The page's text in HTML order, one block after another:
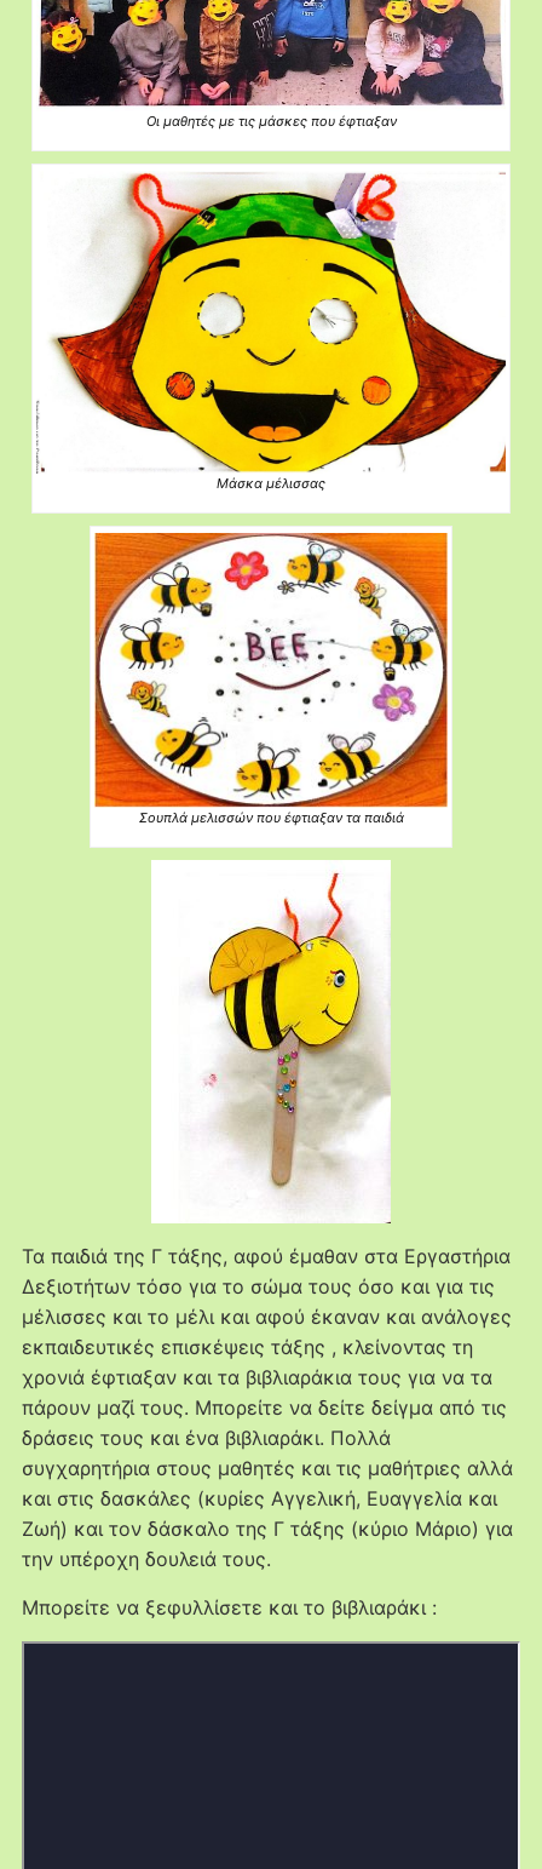
Οι μαθητές με τις μάσκες που έφτιαξαν
Μάσκα μέλισσας
Σουπλά μελισσών που έφτιαξαν τα παιδιά
Τα παιδιά της Γ τάξης, αφού έμαθαν στα Εργαστήρια
Δεξιοτήτων τόσο για το σώμα τους όσο και για τις
μέλισσες και το μέλι και αφού έκαναν και ανάλογες
εκπαιδευτικές επισκέψεις τάξης , κλείνοντας τη
χρονιά έφτιαξαν και τα βιβλιαράκια τους για να τα
πάρουν μαζί τους. Μπορείτε να δείτε δείγμα από τις
δράσεις τους και ένα βιβλιαράκι. Πολλά
συγχαρητήρια στους μαθητές και τις μαθήτριες αλλά
και στις δασκάλες (κυρίες Αγγελική, Ευαγγελία και
Ζωή) και τον δάσκαλο της Γ τάξης (κύριο Μάριο) για
την υπέροχη δουλειά τους.
Μπορείτε να ξεφυλλίσετε και το βιβλιαράκι :